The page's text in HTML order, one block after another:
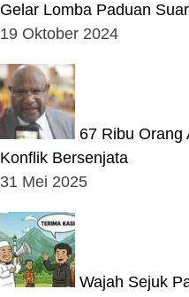
Gelar Lomba Paduan
19 Oktober 2024
67 Ribu Orang
Konflik Bersenjata
31 Mei 2025
Wajah Sejuk